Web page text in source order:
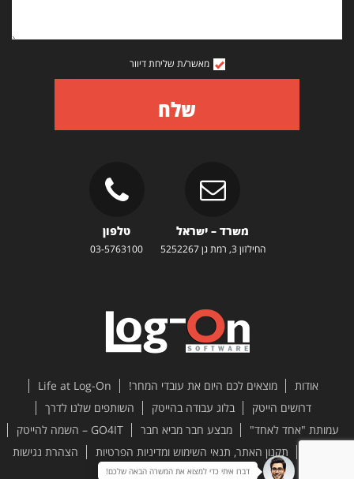
מאשר/ת שליחת דיוור
שלח
משרד – ישראל
החילזון 3, רמת גן 5252267
טלפון
03-5763100
אודות מוצאים לכם היום את עובדי המחר!
Life at Log-On
דרושים הייטק
בלוג עבודה בהייטק
השותפים שלנו לדרך
עמותת "אחד לאחד"
מבצע חבר מביא חבר
GO4IT – השמה להייטק
תקנון האתר, תנאי השימוש ומדיניות הפרטיות הצהרת נגישות
דברו איתי כדי למצוא את המשרה הבאה שלכם!